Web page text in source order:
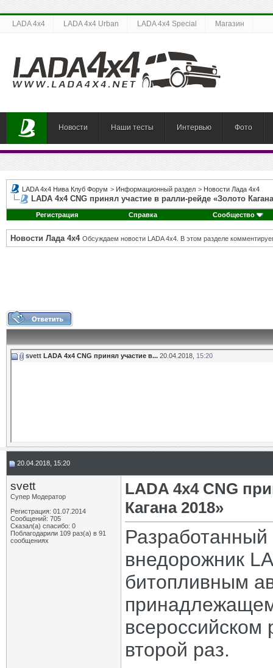
LADA 4x4 LADA 4x4 Urban LADA 4x4 Special Магазин
Новости Наши тесты Интервью Фото
LADA 4x4 Нива Клуб Форум > Информационный раздел > Новости Лада 4х4
LADA 4х4 CNG принял участие в ралли-рейде «Золото
Регистрация Справка Сообщество
Новости Лада 4х4 Обсуждаем новости LADA 4x4. В этом разделе
svett LADA 4х4 CNG принял участие в... 20.04.2018, 15:20
20.04.2018, 15:20
svett
Супер Модератор
Регистрация: 01.07.2014
Сообщений: 705
Сказал(а) спасибо: 0
Поблагодарили 109 раз(а) в 91
сообщениях
LADA 4х4 CNG
Кагана 2018»
внедорожник
битопливным
всероссийском
второй раз.